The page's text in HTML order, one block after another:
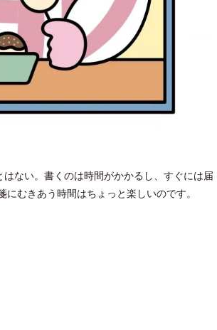
ない。書くのは時間がかかるし、すぐには届
むきあう時間はちょっと楽しいのです。